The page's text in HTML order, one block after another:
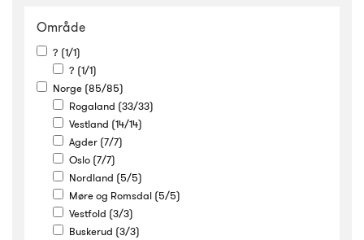
Område
? (1/1)
? (1/1)
Norge (85/85)
Rogaland (33/33)
Vestland (14/14)
Agder (7/7)
Oslo (7/7)
Nordland (5/5)
Møre og Romsdal (5/5)
Vestfold (3/3)
Buskerud (3/3)